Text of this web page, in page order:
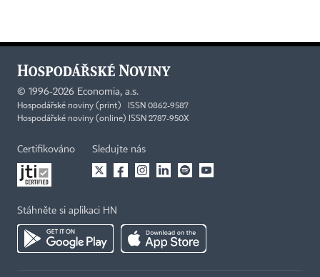
© 1996-2026 Economia, a.s.
Hospodářské noviny (print) ISSN 0862-9587
Hospodářské noviny (online) ISSN 2787-950X
Certifikováno Sledujte nás
Stáhněte si aplikaci HN